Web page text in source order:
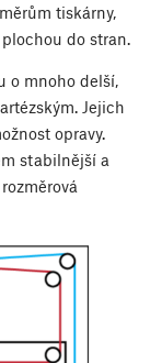
tiskárny,
do stran.
o mnoho delší,
Jejich
opravy.
stabilnější a